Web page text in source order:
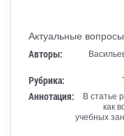
Актуальные
Авторы:
Рубрика:
Аннотация:
В статье
как
учебных